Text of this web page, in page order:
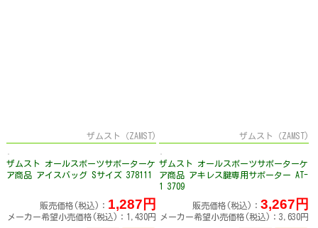
ザムスト（ZAMST)
ザムスト オールスポーツサポーターケ
ア商品 アイスバッグ Sサイズ 378111
販売価格(税込)： 1,287円
メーカー希望小売価格(税込)：1,430円
ザムスト（ZAMST)
ザムスト オールスポーツサポーターケ
ア商品 アキレス腱専用サポーター AT-
1 3709
販売価格(税込)： 3,267円
メーカー希望小売価格(税込)：3,630円